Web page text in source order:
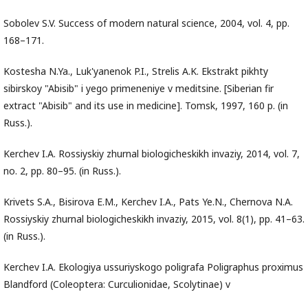
Sobolev S.V. Success of modern natural science, 2004, vol. 4, pp.
168–171.
Kostesha N.Ya., Luk'yanenok P.I., Strelis A.K. Ekstrakt pikhty
sibirskoy "Abisib" i yego primeneniye v meditsine. [Siberian fir
extract "Abisib" and its use in medicine]. Tomsk, 1997, 160 p. (in
Russ.).
Kerchev I.A. Rossiyskiy zhurnal biologicheskikh invaziy, 2014, vol. 7,
no. 2, pp. 80–95. (in Russ.).
Krivets S.A., Bisirova E.M., Kerchev I.A., Pats Ye.N., Chernova N.A.
Rossiyskiy zhurnal biologicheskikh invaziy, 2015, vol. 8(1), pp. 41–63.
(in Russ.).
Kerchev I.A. Ekologiya ussuriyskogo poligrafa Poligraphus proximus
Blandford (Coleoptera: Curculionidae, Scolytinae) v